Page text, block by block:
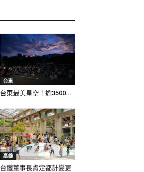
台東
台東最美星空！逾3500...
高雄
台鐵董事長肯定都計變更